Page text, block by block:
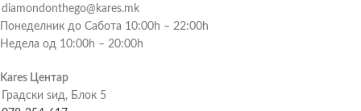
diamondonthego@kares.mk
Понеделник до Сабота 10:00h – 22:00h
Недела од 10:00h – 20:00h
Kares Центар
Градски ѕид, Блок 5